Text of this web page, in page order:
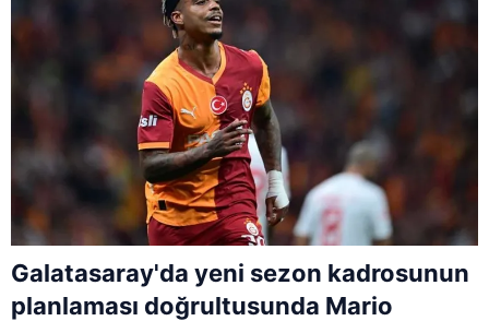
Galatasaray'da yeni sezon kadrosunun
planlaması doğrultusunda Mario